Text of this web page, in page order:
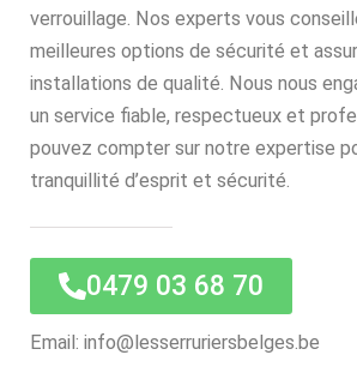
verrouillage. Nos experts vous
meilleures options de sécurité et
installations de qualité. Nous nous
un service fiable, respectueux et
pouvez compter sur notre expertise
tranquillité d’esprit et sécurité.
0479 03 68 70
Email: info@lesserruriersbelges.be